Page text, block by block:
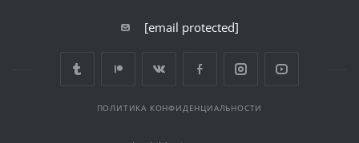
[email protected]
ПОЛИТИКА КОНФИДЕНЦИАЛЬНОСТИ